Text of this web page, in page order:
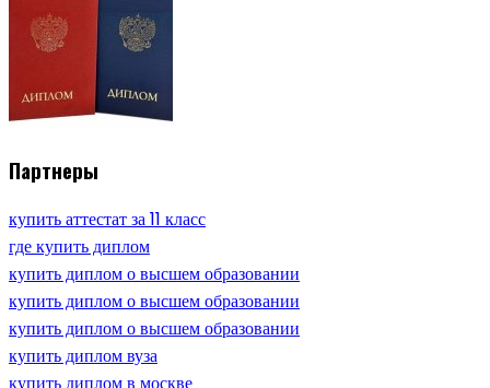
Партнеры
купить аттестат за 11 класс
где купить диплом
купить диплом о высшем образовании
купить диплом о высшем образовании
купить диплом о высшем образовании
купить диплом вуза
купить диплом в москве